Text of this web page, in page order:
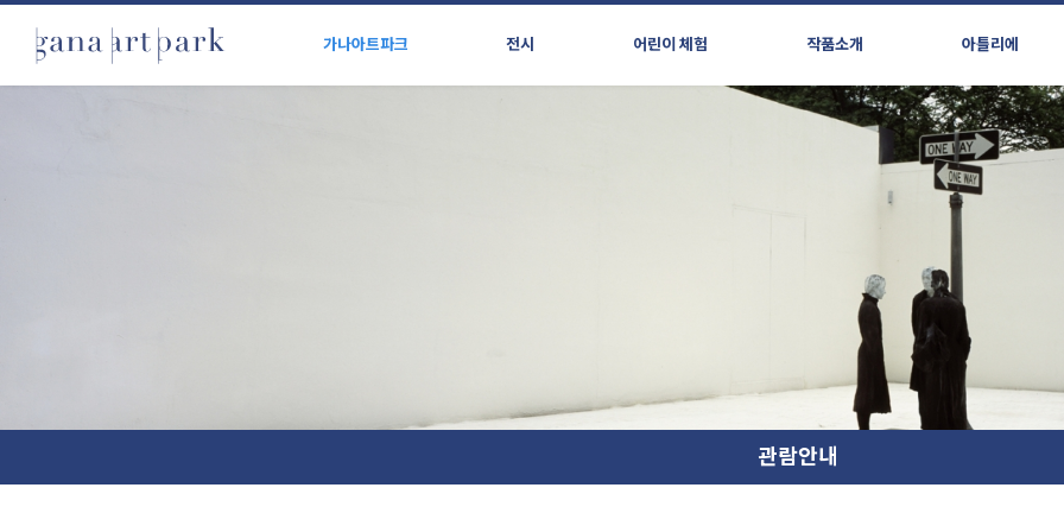
가나아트파크 전시 어린이 체험 작품소개 아틀리에
관람안내